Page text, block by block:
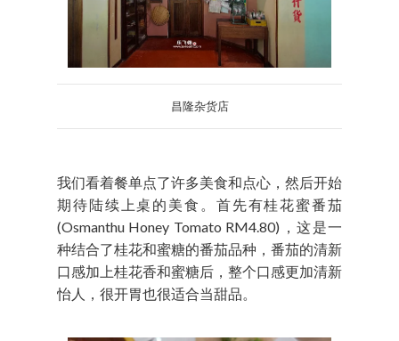
昌隆杂货店
我们看着餐单点了许多美食和点心，然后开始
期待陆续上桌的美食。首先有桂花蜜番茄
(Osmanthu Honey Tomato RM4.80)，这是一
种结合了桂花和蜜糖的番茄品种，番茄的清新
口感加上桂花香和蜜糖后，整个口感更加清新
怡人，很开胃也很适合当甜品。